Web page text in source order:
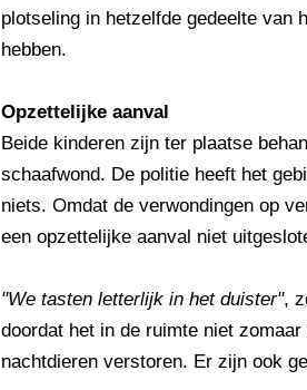
plotseling in hetzelfde gedeelte van
hebben.
Opzettelijke aanval
Beide kinderen zijn ter plaatse
schaafwond. De politie heeft het
niets. Omdat de verwondingen op
een opzettelijke aanval niet
"We tasten letterlijk in het duister",
doordat het in de ruimte niet
nachtdieren verstoren. Er zijn ook